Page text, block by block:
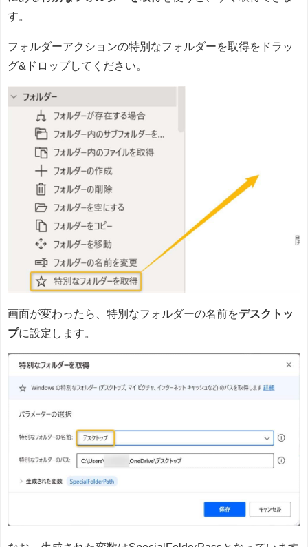
す。
フォルダーアクションの特別なフォルダーを取得をドラッ
グ&ドロップしてください。
画面が変わったら、特別なフォルダーの名前をデスクトッ
プに設定します。